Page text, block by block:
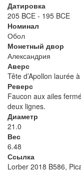
Датировка
205 BCE - 195 BCE
Номинал
Обол
Монетный двор
Александрия
Аверс
Tête d’Apollon laurée
Реверс
Faucon aux ailes
deux lignes.
Диаметр
21.0
Вес
6.48
Ссылка
Lorber 2018 B586,